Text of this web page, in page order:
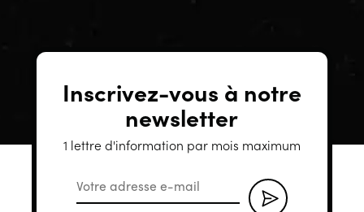
Inscrivez-vous à notre
newsletter
1 lettre d'information par mois maximum